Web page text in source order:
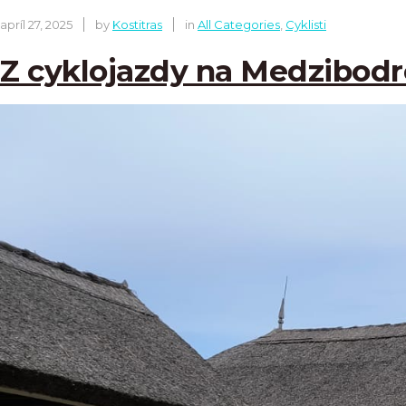
apríl 27, 2025 by Kostitras in All Categories Cyklisti
Z cyklojazdy na